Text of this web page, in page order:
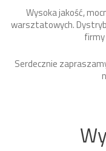
Wysoka jakość,
warsztatowych.
firmy
Serdecznie